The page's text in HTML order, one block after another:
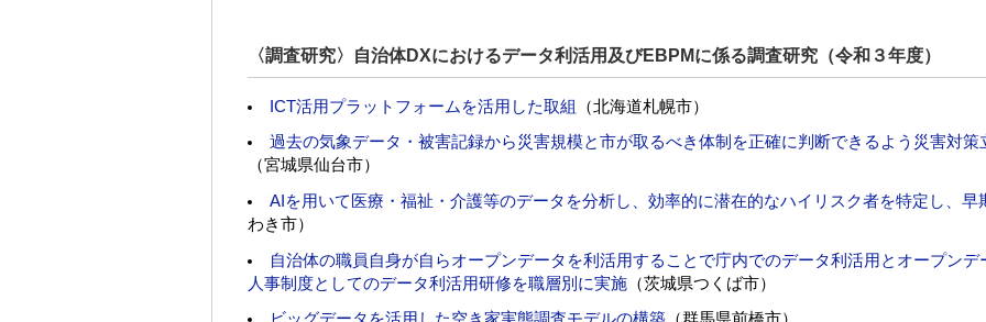
〈調査研究〉自治体DXにおけるデータ利活用及びEBPMに係る調査研究（令和３年度）
ICT活用プラットフォームを活用した取組 （北海道札幌市）
過去の気象データ・被害記録から災害規模と市が取るべき体制を正確に判断できるよう災害対
（宮城県仙台市）
AIを用いて医療・福祉・介護等のデータを分析し、効率的に潜在的なハイリスク者を特定し、早
わき市）
自治体の職員自身が自らオープンデータを利活用することで庁内でのデータ利活用とオープン
人事制度としてのデータ利活用研修を職層別に実施 （茨城県つくば市）